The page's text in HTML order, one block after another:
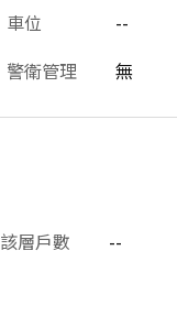
車位
--
警衛管理 無
該層戶數
--